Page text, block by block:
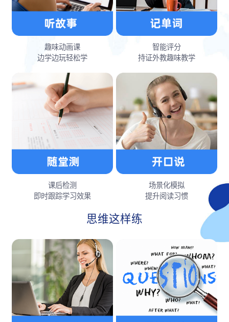
趣味动画课
边学边玩轻松学
智能评分
持证外教趣味教学
课后检测
即时跟踪学习效果
场景化模拟
提升阅读习惯
思维这样练